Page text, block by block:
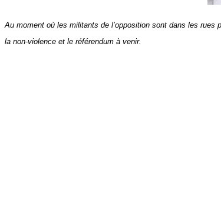
Au moment où les militants de l’opposition sont dans les rues
la non-violence et le référendum à venir.